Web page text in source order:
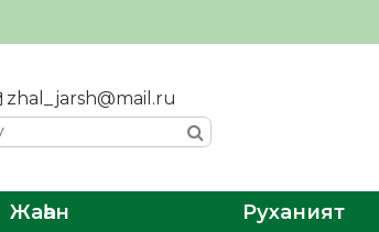
zhal_jarsh@mail.ru
Жаһан Руханият